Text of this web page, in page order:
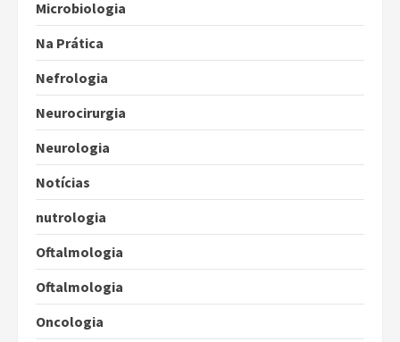
Microbiologia
Na Prática
Nefrologia
Neurocirurgia
Neurologia
Notícias
nutrologia
Oftalmologia
Oftalmologia
Oncologia